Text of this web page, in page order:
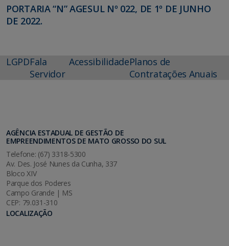
PORTARIA “N” AGESUL Nº 022, DE 1º DE JUNHO
DE 2022.
LGPDFala
Servidor
AcessibilidadePlanos de
Contratações Anuais
AGÊNCIA ESTADUAL DE GESTÃO DE
EMPREENDIMENTOS DE MATO GROSSO DO SUL
Telefone: (67) 3318-5300
Av. Des. José Nunes da Cunha, 337
Bloco XIV
Parque dos Poderes
Campo Grande | MS
CEP: 79.031-310
LOCALIZAÇÃO